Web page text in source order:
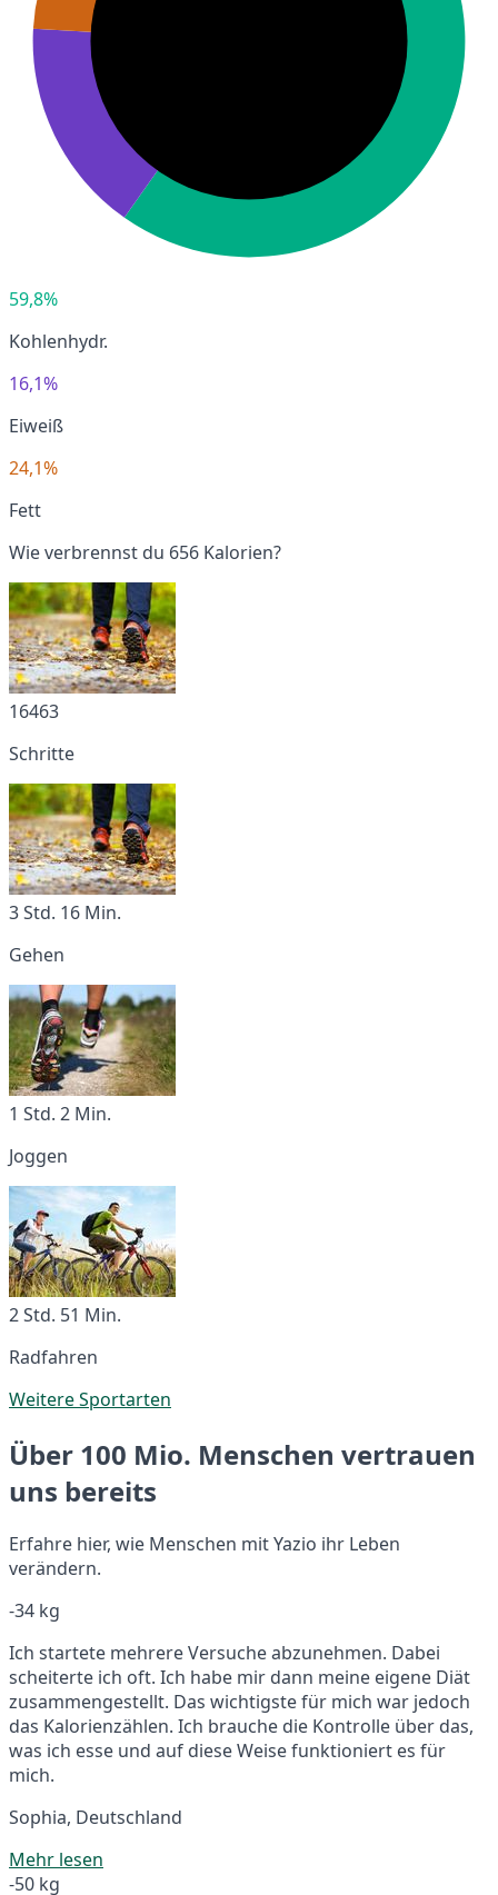
59,8%
Kohlenhydr.
16,1%
Eiweiß
24,1%
Fett
Wie verbrennst du 656 Kalorien?
16463
Schritte
3 Std. 16 Min.
Gehen
1 Std. 2 Min.
Joggen
2 Std. 51 Min.
Radfahren
Weitere Sportarten
Über 100 Mio. Menschen vertrauen
uns bereits
Erfahre hier, wie Menschen mit Yazio ihr Leben
verändern.
-34 kg
Ich startete mehrere Versuche abzunehmen. Dabei
scheiterte ich oft. Ich habe mir dann meine eigene Diät
zusammengestellt. Das wichtigste für mich war jedoch
das Kalorienzählen. Ich brauche die Kontrolle über das,
was ich esse und auf diese Weise funktioniert es für
mich.
Sophia, Deutschland
Mehr lesen
-50 kg